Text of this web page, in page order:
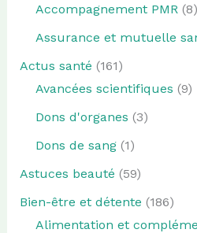
Accompagnement PMR(8)
Assurance et mutuelle
Actus santé (161)
Avancées scientifiques (9)
Dons d'organes (3)
Dons de sang(1)
Astuces beauté (59)
Bien-être et détente (186)
Alimentation et